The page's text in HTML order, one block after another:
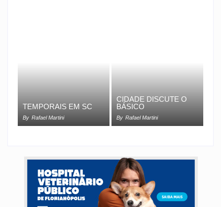
TEMPORAIS EM SC
By Rafael Martini
CIDADE DISCUTE O
BÁSICO
By Rafael Martini